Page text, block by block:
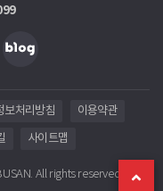
보처리방침 이용약관
사이트맵
All rights reserved.